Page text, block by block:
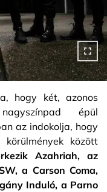
hogy két, azonos
épül
az indokolja, hogy
között
Azahriah, az
a Carson Coma,
Induló, a Parno